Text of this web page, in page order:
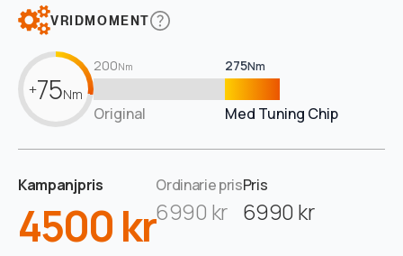
VRIDMOMENT
+75Nm
200Nm 275Nm
Original Med Tuning Chip
Kampanjpris
4500 kr
Ordinarie pris
6990 kr
Pris
6990 kr